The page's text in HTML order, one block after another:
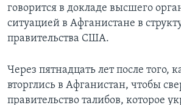
говорится в докладе высшего
ситуацией в Афганистане в
правительства США.
Через пятнадцать лет после того,
вторглись в Афганистан, чтобы
правительство талибов, которое